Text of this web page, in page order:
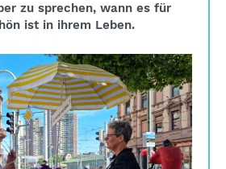
zu sprechen, wann es für
ist in ihrem Leben.